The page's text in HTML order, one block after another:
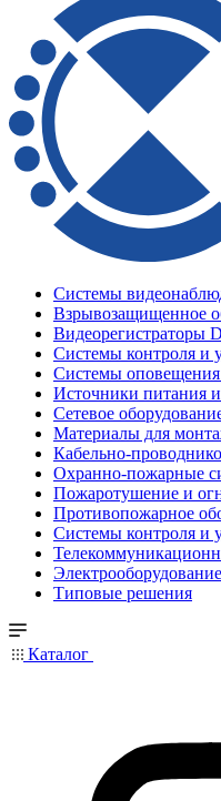
Системы
Взрывозащищенное
Видеорегистраторы
Системы контроля и
Системы
Источники питания
Сетевое
Материалы для
Кабельно-
Охранно-пожарные
Пожаротушение и
Противопожарное
Системы контроля и
Электрооборудование
Типовые решения
Каталог